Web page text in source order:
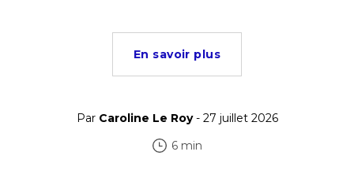
En savoir plus
Par Caroline Le Roy- 27 juillet 2026
6 min